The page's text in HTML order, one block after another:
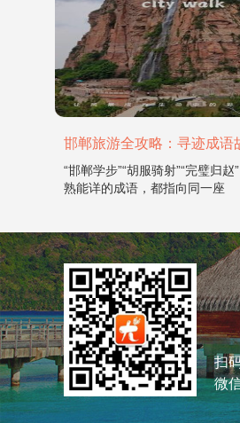
“邯郸学步”“胡服骑射”“完璧归
熟能详的成语，都指向同一座
扫
微